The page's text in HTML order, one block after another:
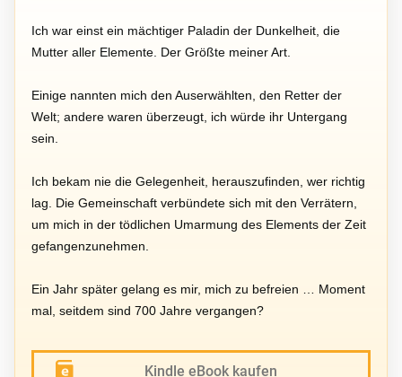
Ich war einst ein mächtiger Paladin der Dunkelheit, die
Mutter aller Elemente. Der Größte meiner Art.
Einige nannten mich den Auserwählten, den Retter der
Welt; andere waren überzeugt, ich würde ihr Untergang
sein.
Ich bekam nie die Gelegenheit, herauszufinden, wer richtig
lag. Die Gemeinschaft verbündete sich mit den Verrätern,
um mich in der tödlichen Umarmung des Elements der Zeit
gefangenzunehmen.
Ein Jahr später gelang es mir, mich zu befreien … Moment
mal, seitdem sind 700 Jahre vergangen?
Kindle eBook kaufen